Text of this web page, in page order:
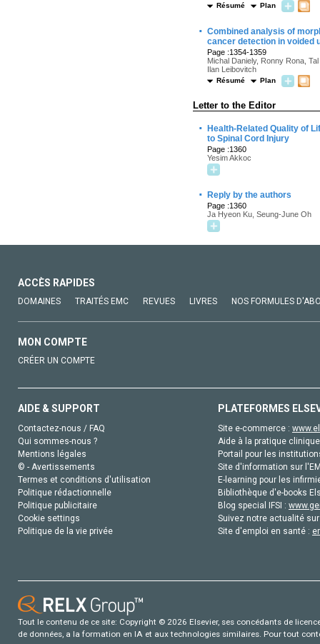
Résumé Plan
· Combined analysis of
cancer detection in voided
Page :1354-1359
Michal Daniely, Ronny Rona,
Ilan Leibovitch
Résumé Plan
Letter to the Editor
·
Health-Related Quality of
to Spinal Cord Injury
Page :1360
Yesim Akkoc
· Reply by the authors
Page :1360
Ja Hyeon Ku, Seung-June Oh
ACCÈS RAPIDES
DOMAINES TRAITÉS EMC REVUES LIVRES NOS FORMULES
MON COMPTE
CRÉER UN COMPTE
AIDE & SUPPORT
Contactez-nous / FAQ
Qui sommes-nous ?
Mentions légales
© - Avertissements
Termes et conditions d'utilisation
Politique rédactionnelle
Politique publicitaire
Cookie settings
Politique de la vie privée
PLATEFORMES
Site e-commerce :
Aide à la pratique
Portail pour les
Site d'information sur
E-learning pour les
Bibliothèque d'e-books
Blog special IFSI :
Suivez notre actualité
Site d'emploi en santé :
Tout le contenu de ce site: Copyright © 2026 Elsevier, ses concédants de
de données, a la formation en IA et aux technologies similaires. Pour tout